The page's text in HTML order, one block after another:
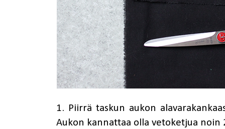
1. Piirrä taskun aukon
Aukon kannattaa olla vetoketjua noin